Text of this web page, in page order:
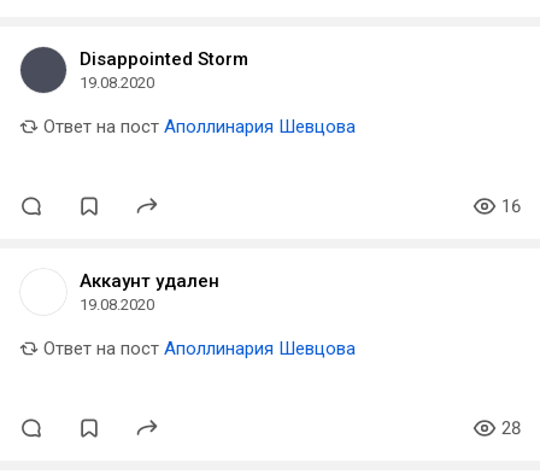
Disappointed Storm
19.08.2020
Ответ на пост Аполлинария Шевцова
16
Аккаунт удален
19.08.2020
Ответ на пост Аполлинария Шевцова
28